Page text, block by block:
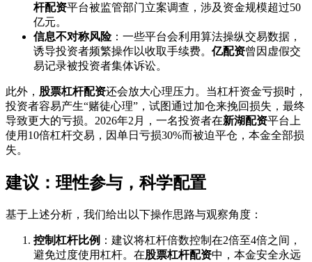
杆配资平台被监管部门立案调查，涉及资金规模超过50
亿元。
信息不对称风险：一些平台会利用算法操纵交易数据，
诱导投资者频繁操作以收取手续费。 亿配资曾因虚假交
易记录被投资者集体诉讼。
此外， 股票杠杆配资还会放大心理压力。当杠杆资金亏损时，
投资者容易产生“赌徒心理”，试图通过加仓来挽回损失，最终
导致更大的亏损。2026年2月，一名投资者在新湖配资平台上
使用10倍杠杆交易，因单日亏损30%而被迫平仓，本金全部损
失。
建议：理性参与，科学配置
基于上述分析，我们给出以下操作思路与观察角度：
控制杠杆比例 ：建议将杠杆倍数控制在2倍至4倍之间，
避免过度使用杠杆。在股票杠杆配资中，本金安全永远